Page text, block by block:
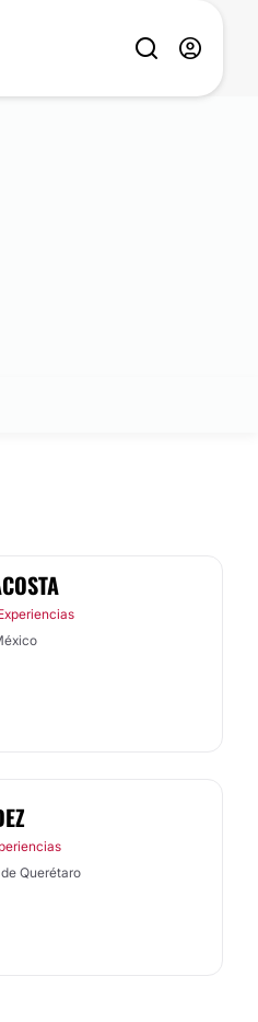
Querétaro